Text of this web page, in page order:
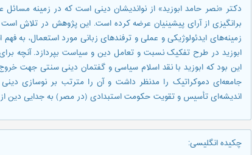
دکتر «نصر حامد ابوزید» از نواندیشان دینی است که در زمینه
برانگیزی از آرای پیشینیان عرضه کرده است. این پژوهش در تلاش است
زمینه‌های ایدئولوژیکی و عملی و ترفندهای زبانی مورد استعمال،
ابوزید در طرح تفکیک نسبت و تعامل دین و سیاست بپردازد. آنچه
این بود که ابوزید با نقد اسلام سیاسی و گفتمان دینی سنتی جهت
جامعه‌ای دموکراتیک را مدنظر داشت و آن را مترتب بر نوسازی
اندیشه‌ای تأسیس و تقویت حکومت استبدادی (در مصر) به جدایی دین
چکیده انگلیسی: